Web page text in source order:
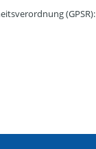
(GPSR):